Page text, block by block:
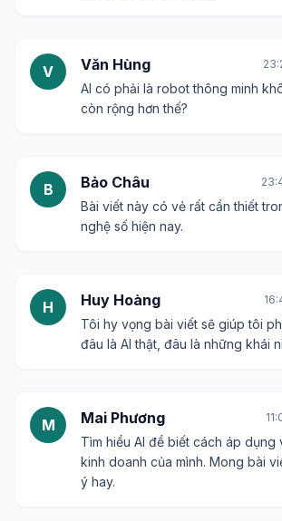
V Văn Hùng
AI có phải là robot thông minh
còn rộng hơn thế?
B Bảo Châu
Bài viết này có vẻ rất cần thiết
nghệ số hiện nay.
H Huy Hoàng
Tôi hy vọng bài viết sẽ giúp tôi
đâu là AI thật, đâu là những khái
M Mai Phương
Tìm hiểu AI để biết cách áp
kinh doanh của mình. Mong bài
ý hay.